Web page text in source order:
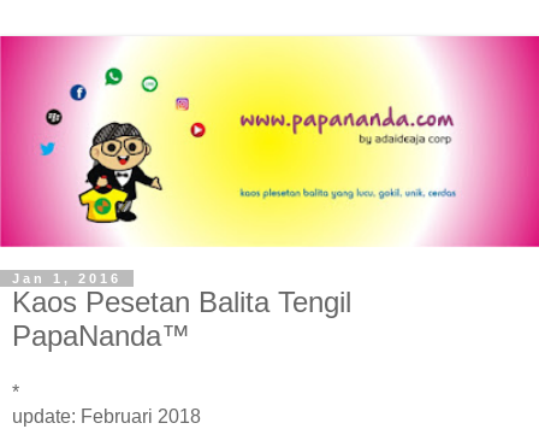
Jan 1, 2016
Kaos Pesetan Balita Tengil
PapaNanda™
*
update: Februari 2018